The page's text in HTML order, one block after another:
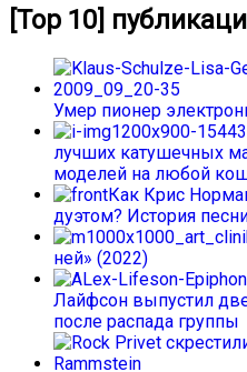
[Top 10]
Умер пионер
лучших катушечных
моделей на любой
Как Крис
дуэтом? История
ней» (2022)
Лайфсон выпустил
после распада группы